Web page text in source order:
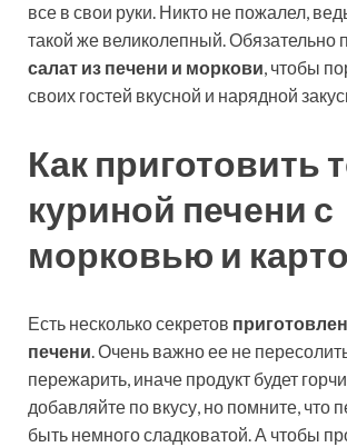
все в свои руки. Никто не пожалел,
такой же великолепный. Обязательно
салат из печени и моркови , чтобы
своих гостей вкусной и нарядной
Как приготовить
куриной печени с
морковью и
Есть несколько секретов
печени. Очень важно ее не
пережарить, иначе продукт будет
добавляйте по вкусу, но помните, что
быть немного сладковатой. А чтобы